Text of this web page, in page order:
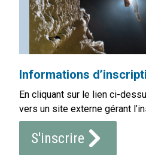
Informations
En cliquant sur le lien ci-
vers un site externe gérant
S'inscrire